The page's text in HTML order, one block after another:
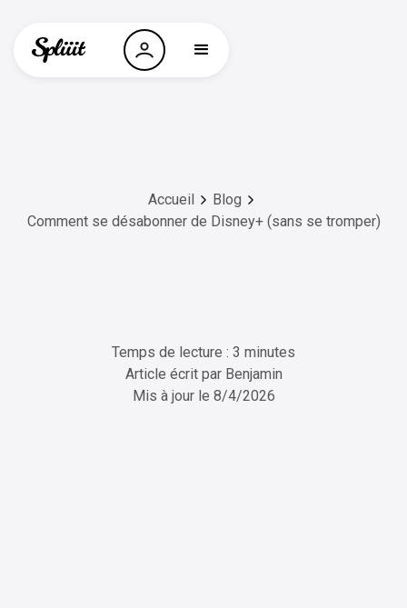
Accueil
Blog
Comment se désabonner de Disney+ (sans se tromper)
Temps de lecture : 3 minutes
Article écrit par Benjamin
Mis à jour le 8/4/2026